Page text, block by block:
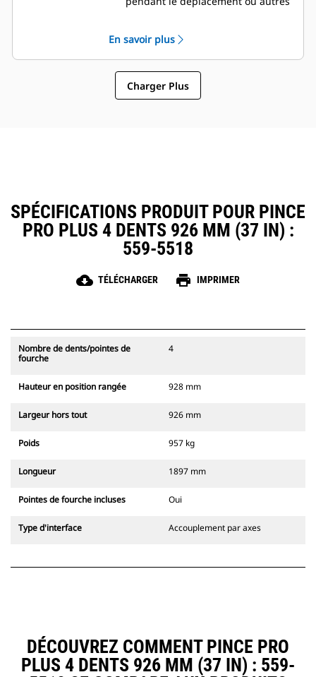
d'attache. Il est recommandé de
sélectionner des modèles de
pinces compatibles avec les
attaches à accouplement par axes
Cat, ce qui permet un partage des
maintenance et du
fonctionnement général font des
pinces un accessoire plus simple
et au coût d'exploitation plus
abordable que les grappins
En savoir plus
Charger Plus
SPÉCIFICATIONS PRODUIT POUR PINCE
PRO PLUS 4 DENTS 926 MM (37 IN) :
559-5518
cloud_download TÉLÉCHARGER print IMPRIMER
Nombre de dents/pointes de
fourche
4
Hauteur en position rangée 928 mm
Largeur hors tout 926 mm
Poids 957 kg
Longueur 1897 mm
Pointes de fourche incluses Oui
Type d'interface Accouplement par axes
DÉCOUVREZ COMMENT PINCE PRO
PLUS 4 DENTS 926 MM (37 IN) : 559-